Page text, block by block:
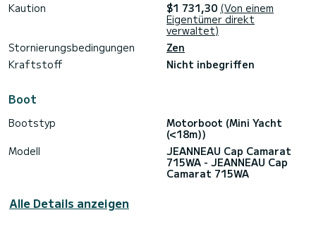
Kaution $1 731,30 (Von einem
Eigentümer direkt
verwaltet)
Stornierungsbedingungen
Zen
Kraftstoff
Nicht inbegriffen
Boot
Bootstyp
Motorboot (Mini Yacht
(<18m))
Modell
JEANNEAU Cap Camarat
715WA - JEANNEAU Cap
Camarat 715WA
Alle Details anzeigen